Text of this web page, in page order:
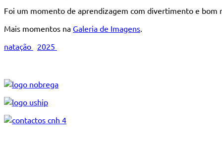
Foi um momento de aprendizagem com divertimento e bom
Mais momentos na Galeria de Imagens.
natação
2025